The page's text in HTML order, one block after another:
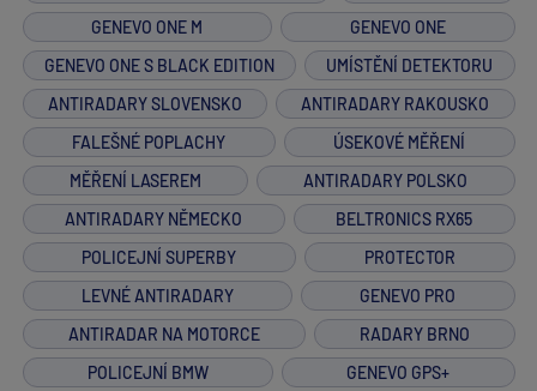
GENEVO ONE M
GENEVO ONE
GENEVO ONE S BLACK EDITION
UMÍSTĚNÍ DETEKTORU
ANTIRADARY SLOVENSKO
ANTIRADARY RAKOUSKO
FALEŠNÉ POPLACHY
ÚSEKOVÉ MĚŘENÍ
MĚŘENÍ LASEREM
ANTIRADARY POLSKO
ANTIRADARY NĚMECKO
BELTRONICS RX65
POLICEJNÍ SUPERBY
PROTECTOR
LEVNÉ ANTIRADARY
GENEVO PRO
ANTIRADAR NA MOTORCE
RADARY BRNO
POLICEJNÍ BMW
GENEVO GPS+